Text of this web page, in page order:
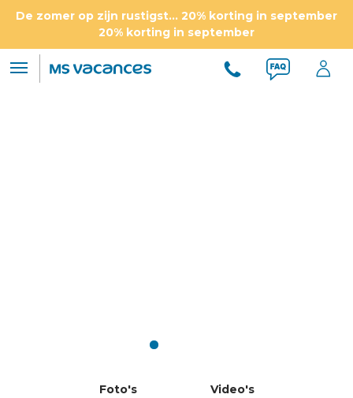
De zomer op zijn rustigst... 20% korting in september
20% korting in september
Foto's Video's